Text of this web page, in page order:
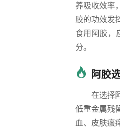
养吸收效率
胶的功效发
食用阿胶，
分。
阿胶
在选择
低重金属残
血、皮肤瘙